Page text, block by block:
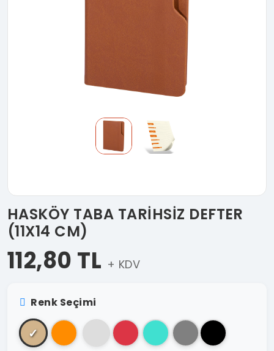
HASKÖY TABA TARİHSİZ DEFTER
(11X14 CM)
112,80 TL + KDV
Renk Seçimi
✓